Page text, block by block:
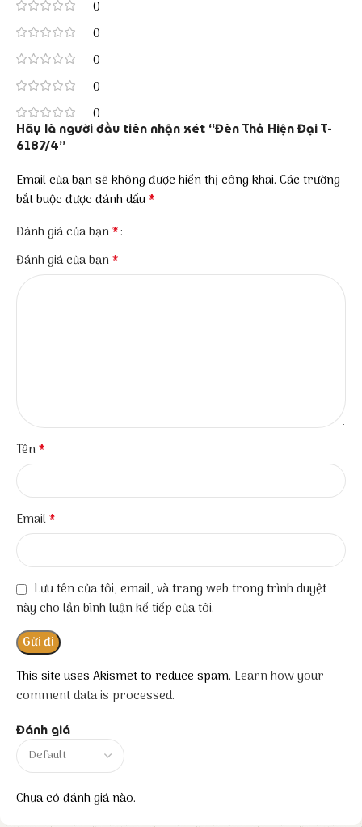
0
0
0
0
0
Đánh giá
Chưa có đánh giá nào.
Hãy là người đầu tiên nhận xét “Đèn Thả Hiện Đại T-
6187/4”
Email của bạn sẽ không được hiển thị công khai. Các trường
bắt buộc được đánh dấu*
Đánh giá của bạn*
Đánh giá của bạn*
Tên*
Email*
Lưu tên của tôi, email, và trang web trong trình duyệt
này cho lần bình luận kế tiếp của tôi.
This site uses Akismet to reduce spam. Learn how your
comment data is processed.